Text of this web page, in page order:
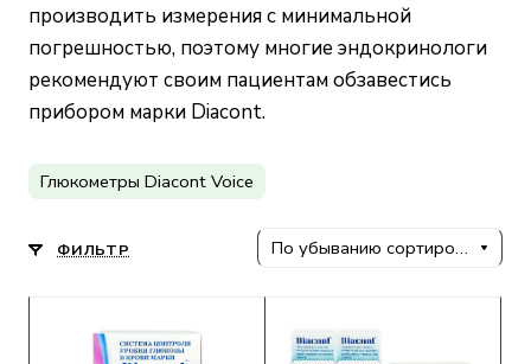
производить измерения с минимальной
погрешностью, поэтому многие эндокринологи
рекомендуют своим пациентам обзавестись
прибором марки Diacont.
Глюкометры Diacont Voice
ФИЛЬТР По убыванию сортировки